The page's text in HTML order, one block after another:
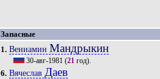
Запасные
1. Вениамин Мандрыкин
30-авг-1981 (21год).
6. Вячеслав Даев